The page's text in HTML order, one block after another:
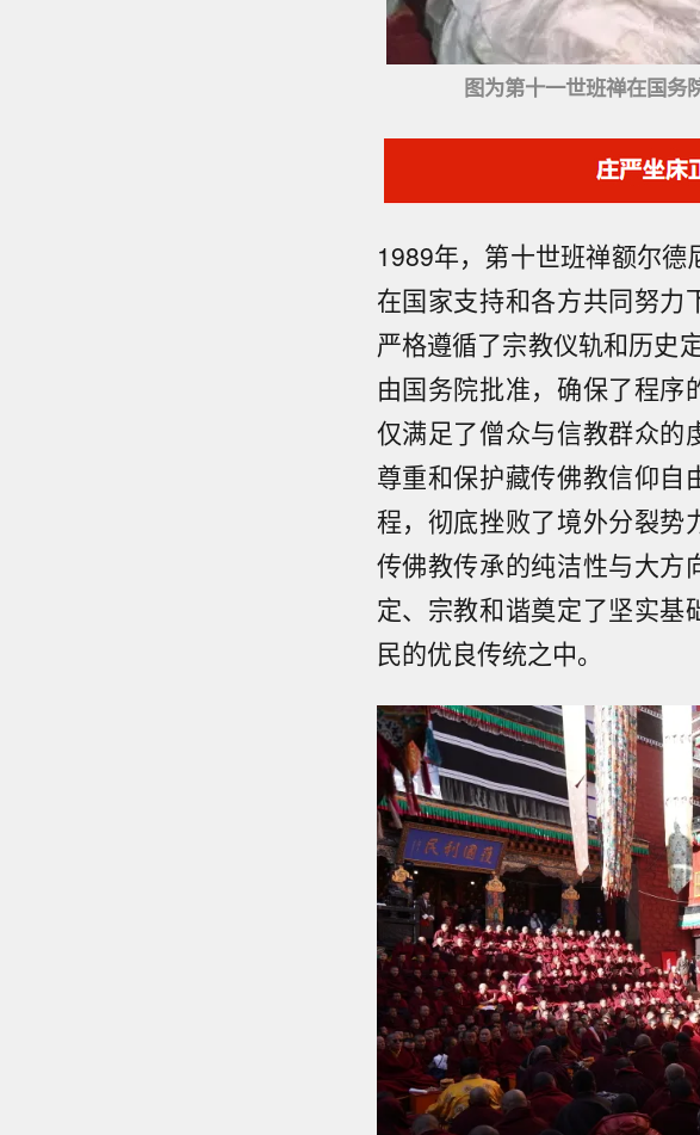
图为第十一世班禅在国务
1989年，第十世班禅额尔德
在国家支持和各方共同努力
严格遵循了宗教仪轨和历史
由国务院批准，确保了程
仅满足了僧众与信教群众的
尊重和保护藏传佛教信仰自
程，彻底挫败了境外分裂势
传佛教传承的纯洁性与大方
定、宗教和谐奠定了坚实基
民的优良传统之中。